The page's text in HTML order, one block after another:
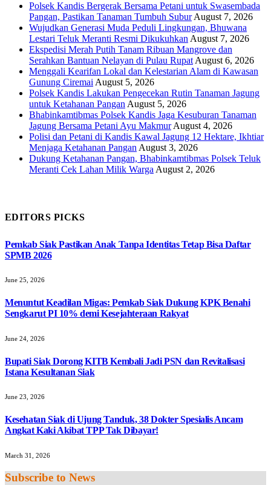
Polsek Kandis Bergerak Bersama Petani untuk Swasembada
Pangan, Pastikan Tanaman Tumbuh Subur August 7, 2026
Wujudkan Generasi Muda Peduli Lingkungan, Bhuwana
Lestari Teluk Meranti Resmi Dikukuhkan August 7, 2026
Ekspedisi Merah Putih Tanam Ribuan Mangrove dan
Serahkan Bantuan Nelayan di Pulau Rupat August 6, 2026
Menggali Kearifan Lokal dan Kelestarian Alam di Kawasan
Gunung Ciremai August 5, 2026
Polsek Kandis Lakukan Pengecekan Rutin Tanaman Jagung
untuk Ketahanan Pangan August 5, 2026
Bhabinkamtibmas Polsek Kandis Jaga Kesuburan Tanaman
Jagung Bersama Petani Ayu Makmur August 4, 2026
Polisi dan Petani di Kandis Kawal Jagung 12 Hektare, Ikhtiar
Menjaga Ketahanan Pangan August 3, 2026
Dukung Ketahanan Pangan, Bhabinkamtibmas Polsek Teluk
Meranti Cek Lahan Milik Warga August 2, 2026
EDITORS PICKS
Pemkab Siak Pastikan Anak Tanpa Identitas Tetap Bisa Daftar
SPMB 2026
June 25, 2026
Menuntut Keadilan Migas: Pemkab Siak Dukung KPK Benahi
Sengkarut PI 10% demi Kesejahteraan Rakyat
June 24, 2026
Bupati Siak Dorong KITB Kembali Jadi PSN dan Revitalisasi
Istana Kesultanan Siak
June 23, 2026
Kesehatan Siak di Ujung Tanduk, 38 Dokter Spesialis Ancam
Angkat Kaki Akibat TPP Tak Dibayar!
March 31, 2026
Subscribe to News